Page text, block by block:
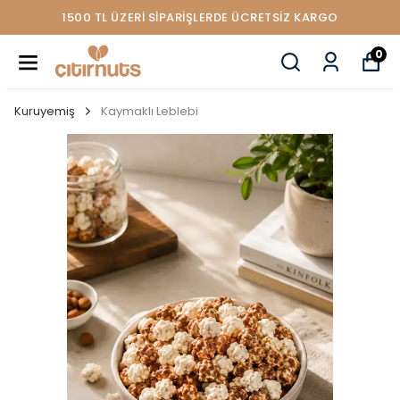
1500 TL ÜZERİ SİPARİŞLERDE ÜCRETSİZ KARGO
0
Kuruyemiş Kaymaklı Leblebi